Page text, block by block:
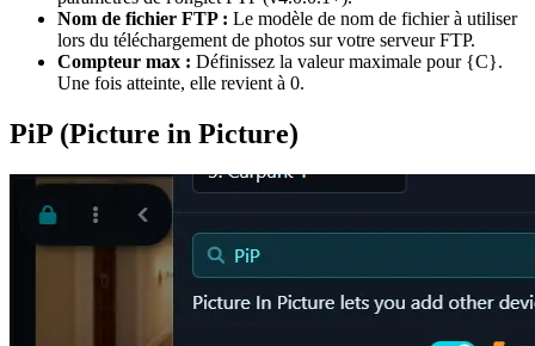
Nom de fichier FTP : Le modèle de nom de fichier à utiliser
lors du téléchargement de photos sur votre serveur FTP.
Compteur max : Définissez la valeur maximale pour {C}.
Une fois atteinte, elle revient à 0.
PiP (Picture in Picture)